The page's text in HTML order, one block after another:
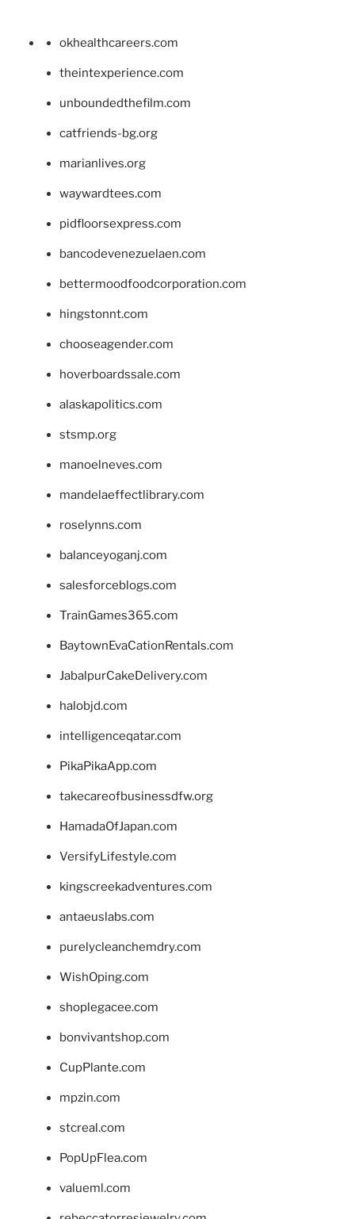
okhealthcareers.com
theintexperience.com
unboundedthefilm.com
catfriends-bg.org
marianlives.org
waywardtees.com
pidfloorsexpress.com
bancodevenezuelaen.com
bettermoodfoodcorporation.com
hingstonnt.com
chooseagender.com
hoverboardssale.com
alaskapolitics.com
stsmp.org
manoelneves.com
mandelaeffectlibrary.com
roselynns.com
balanceyoganj.com
salesforceblogs.com
TrainGames365.com
BaytownEvaCationRentals.com
JabalpurCakeDelivery.com
halobjd.com
intelligenceqatar.com
PikaPikaApp.com
takecareofbusinessdfw.org
HamadaOfJapan.com
VersifyLifestyle.com
kingscreekadventures.com
antaeuslabs.com
purelycleanchemdry.com
WishOping.com
shoplegacee.com
bonvivantshop.com
CupPlante.com
mpzin.com
stcreal.com
PopUpFlea.com
valueml.com